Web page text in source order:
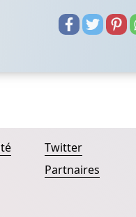
Twitter
Partnaires